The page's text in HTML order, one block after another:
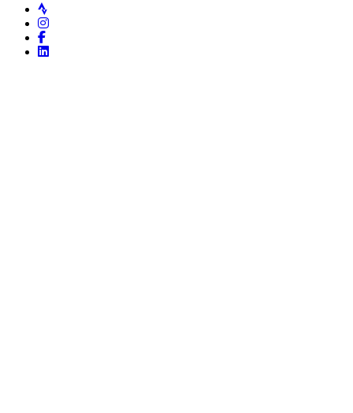
Strava
Instagram
Facebook
LinkedIn